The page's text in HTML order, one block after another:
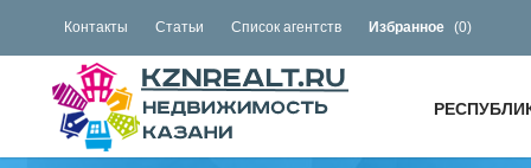
Контакты Статьи Список агентств Избранное (0)